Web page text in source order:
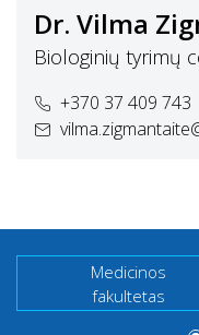
Dr. Vilma
Biologinių tyrimų
+370 37 409 743
Medicinos
fakultetas